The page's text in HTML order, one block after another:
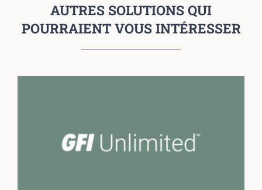
AUTRES SOLUTIONS QUI
POURRAIENT VOUS INTÉRESSER